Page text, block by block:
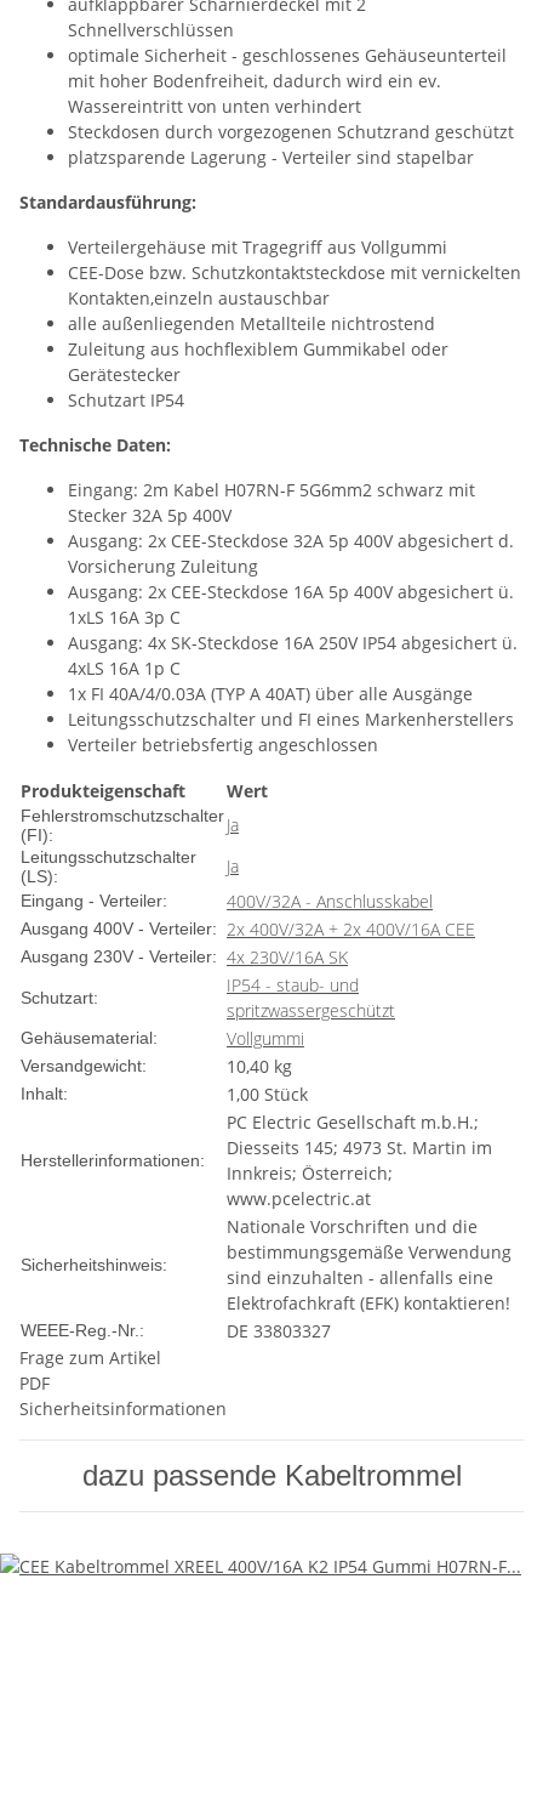
Schnellverschlüssen
optimale Sicherheit - geschlossenes Gehäuseunterteil
mit hoher Bodenfreiheit, dadurch wird ein ev.
Wassereintritt von unten verhindert
Steckdosen durch vorgezogenen Schutzrand geschützt
platzsparende Lagerung - Verteiler sind stapelbar
Standardausführung:
Verteilergehäuse mit Tragegriff aus Vollgummi
CEE-Dose bzw. Schutzkontaktsteckdose mit vernickelten
Kontakten,einzeln austauschbar
alle außenliegenden Metallteile nichtrostend
Zuleitung aus hochflexiblem Gummikabel oder
Gerätestecker
Schutzart IP54
Technische Daten:
Eingang: 2m Kabel H07RN-F 5G6mm2 schwarz mit
Stecker 32A 5p 400V
Ausgang: 2x CEE-Steckdose 32A 5p 400V abgesichert d.
Vorsicherung Zuleitung
Ausgang: 2x CEE-Steckdose 16A 5p 400V abgesichert ü.
1xLS 16A 3p C
Ausgang: 4x SK-Steckdose 16A 250V IP54 abgesichert ü.
4xLS 16A 1p C
1x FI 40A/4/0.03A (TYP A 40AT) über alle Ausgänge
Leitungsschutzschalter und FI eines Markenherstellers
Verteiler betriebsfertig angeschlossen
Produkteigenschaft
Wert
Fehlerstromschutzschalter
(FI):
Ja
Leitungsschutzschalter
(LS):
Ja
Eingang - Verteiler: 400V/32A - Anschlusskabel
Ausgang 400V - Verteiler: 2x 400V/32A + 2x 400V/16A CEE
Ausgang 230V - Verteiler: 4x 230V/16A SK
Schutzart:
IP54 - staub- und
spritzwassergeschützt
Gehäusematerial: Vollgummi
Versandgewicht: 10,40 kg
Inhalt: 1,00 Stück
Herstellerinformationen:
PC Electric Gesellschaft m.b.H.;
Diesseits 145; 4973 St. Martin im
Innkreis; Österreich;
www.pcelectric.at
Sicherheitshinweis:
Nationale Vorschriften und die
bestimmungsgemäße Verwendung
sind einzuhalten - allenfalls eine
Elektrofachkraft (EFK) kontaktieren!
WEEE-Reg.-Nr.:
DE 33803327
Frage zum Artikel
PDF
Sicherheitsinformationen
dazu passende Kabeltrommel